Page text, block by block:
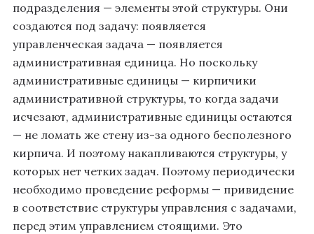
подразделения — элементы этой структуры. Они
создаются под задачу: появляется
управленческая задача — появляется
административная единица. Но поскольку
административные единицы — кирпичики
административной структуры, то когда задачи
исчезают, административные единицы остаются
— не ломать же стену из-за одного бесполезного
кирпича. И поэтому накапливаются структуры, у
которых нет четких задач. Поэтому периодически
необходимо проведение реформы — привидение
в соответствие структуры управления с задачами,
перед этим управлением стоящими. Это